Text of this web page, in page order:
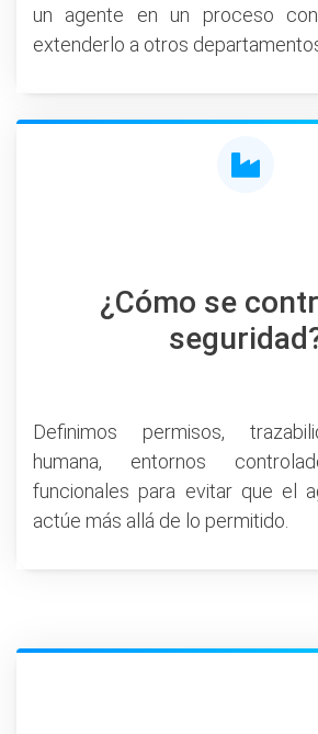
un agente en un proceso
extenderlo a otros
¿Cómo se
Definimos permisos,
humana, entornos
funcionales para evitar que el
actúe más allá de lo permitido.